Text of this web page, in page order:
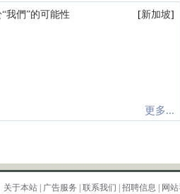
我們”的可能性 [新加坡]
更多...
关于本站 广告服务 联系我们 招聘信息 网